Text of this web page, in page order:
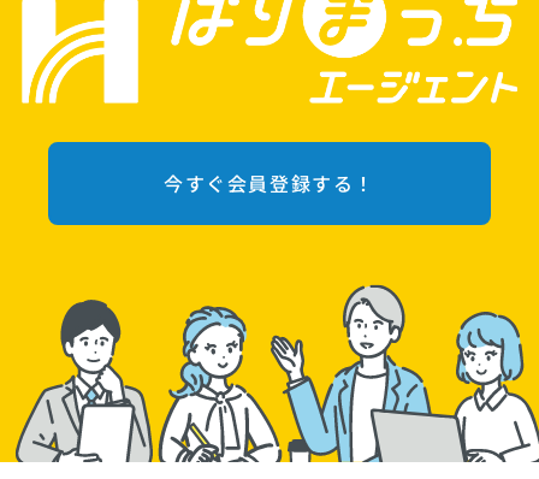
今すぐ会員登録する！